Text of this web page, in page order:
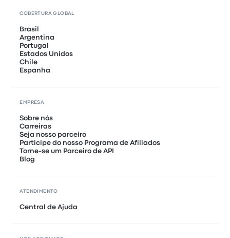
COBERTURA GLOBAL
Brasil
Argentina
Portugal
Estados Unidos
Chile
Espanha
EMPRESA
Sobre nós
Carreiras
Seja nosso parceiro
Participe do nosso Programa de Afiliados
Torne-se um Parceiro de API
Blog
ATENDIMENTO
Central de Ajuda